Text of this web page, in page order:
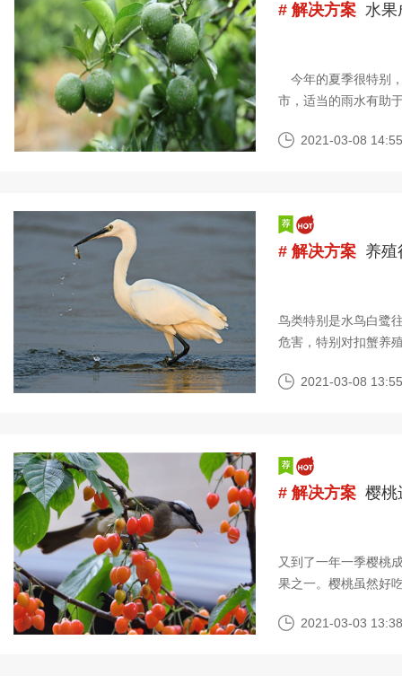
# 解决方案 水果
今年的夏季很特别
市，适当的雨水有助
2021-03-08
# 解决方案 养
鸟类特别是水鸟白鹭
危害，特别对扣蟹养
2021-03-08
# 解决方案 樱桃
又到了一年一季樱桃
果之一。樱桃虽然好
2021-03-03